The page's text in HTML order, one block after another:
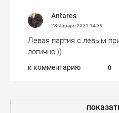
Antares
28 Января 2021 14:39
Левая партия с левым
логично:))
к комментарию 0